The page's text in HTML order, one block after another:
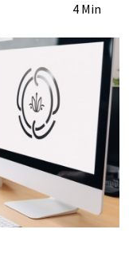
4 Min